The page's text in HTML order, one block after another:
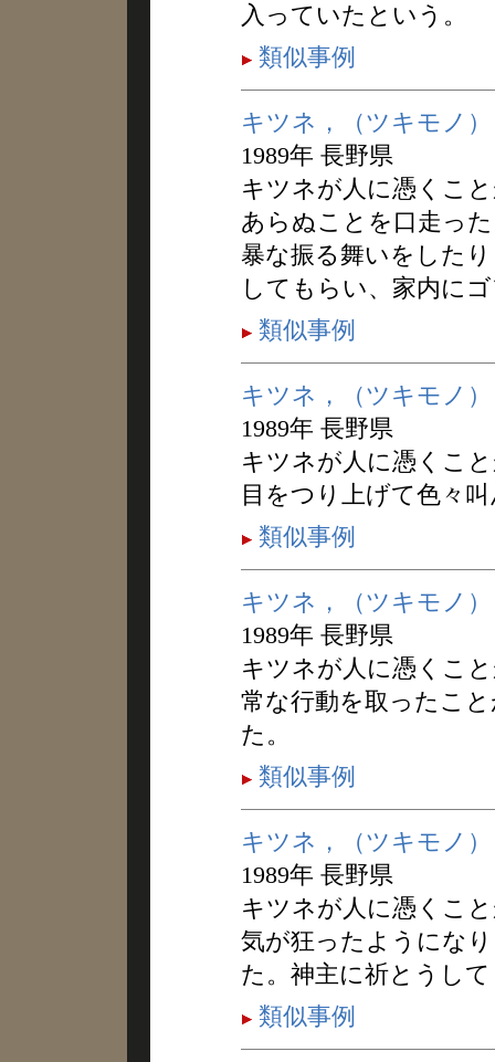
入っていたという。
類似事例
キツネ，（ツキモノ）
1989年 長野県
キツネが人に憑くこ
あらぬことを口走っ
暴な振る舞いをした
してもらい、家内に
類似事例
キツネ，（ツキモノ）
1989年 長野県
キツネが人に憑くこ
目をつり上げて色々
類似事例
キツネ，（ツキモノ）
1989年 長野県
キツネが人に憑くこ
常な行動を取ったこ
た。
類似事例
キツネ，（ツキモノ）
1989年 長野県
キツネが人に憑くこ
気が狂ったようにな
た。神主に祈とうし
類似事例